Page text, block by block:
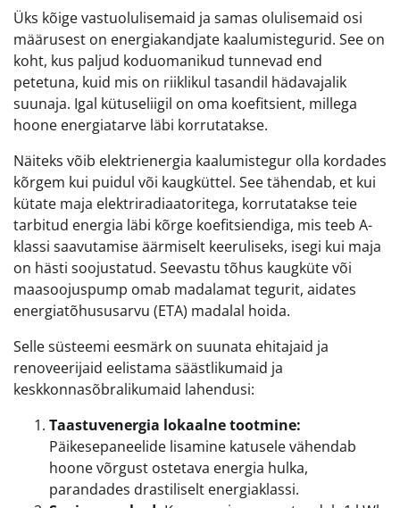
Üks kõige vastuolulisemaid ja samas olulisemaid osi
määrusest on energiakandjate kaalumistegurid. See on
koht, kus paljud koduomanikud tunnevad end
petetuna, kuid mis on riiklikul tasandil hädavajalik
suunaja. Igal kütuseliigil on oma koefitsient, millega
hoone energiatarve läbi korrutatakse.
Näiteks võib elektrienergia kaalumistegur olla kordades
kõrgem kui puidul või kaugküttel. See tähendab, et kui
kütate maja elektriradiaatoritega, korrutatakse teie
tarbitud energia läbi kõrge koefitsiendiga, mis teeb A-
klassi saavutamise äärmiselt keeruliseks, isegi kui maja
on hästi soojustatud. Seevastu tõhus kaugküte või
maasoojuspump omab madalamat tegurit, aidates
energiatõhususarvu (ETA) madalal hoida.
Selle süsteemi eesmärk on suunata ehitajaid ja
renoveerijaid eelistama säästlikumaid ja
keskkonnasõbralikumaid lahendusi:
Taastuvenergia lokaalne tootmine:
Päikesepaneelide lisamine katusele vähendab
hoone võrgust ostetava energia hulka,
parandades drastiliselt energiaklassi.